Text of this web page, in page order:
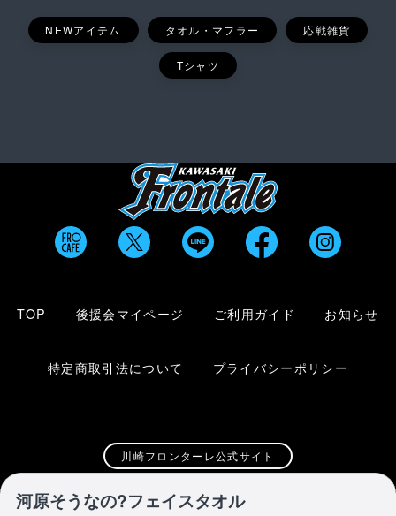
河原そうなの?フェイスタオル
NEWアイテム タオル・マフラー 応戦雑貨
Tシャツ
TOP 後援会マイページ ご利用ガイド お知らせ
特定商取引法について プライバシーポリシー
川崎フロンターレ公式サイト